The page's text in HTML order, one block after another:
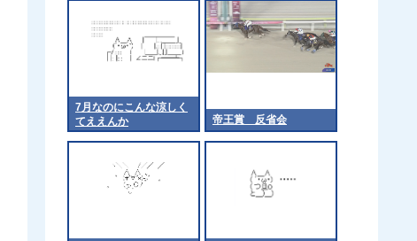
7月なのにこんな涼しく
てええんか
帝王賞 反省会